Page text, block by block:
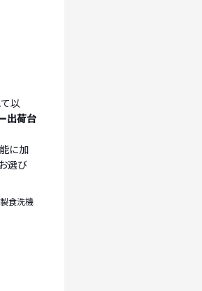
以
出荷台
に加
選び
食洗機